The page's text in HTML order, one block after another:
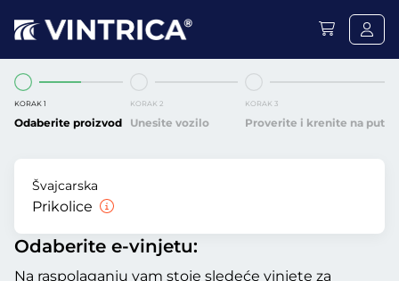
KORAK 1
Odaberite proizvod
KORAK 2
Unesite vozilo
KORAK 3
Proverite i krenite na put
Švajcarska
Prikolice
Odaberite e-vinjetu:
Na raspolaganju vam stoje sledeće vinjete za